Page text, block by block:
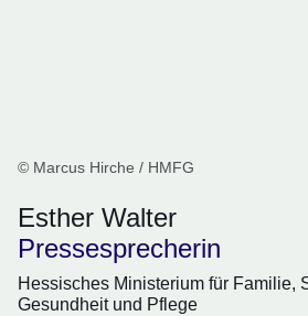
© Marcus Hirche / HMFG
Esther Walter
Pressesprecherin
Hessisches Ministerium für Familie,
Gesundheit und Pflege